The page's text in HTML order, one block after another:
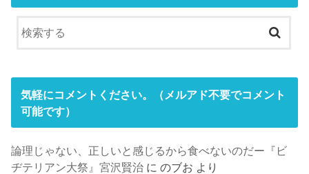
気軽にコメントください。（メルアド不要でコメント
可能です）
論理じゃない、正しいと感じるから食べないのだー『ビ
ヂテリアン大祭』宮沢賢治 にのブお より